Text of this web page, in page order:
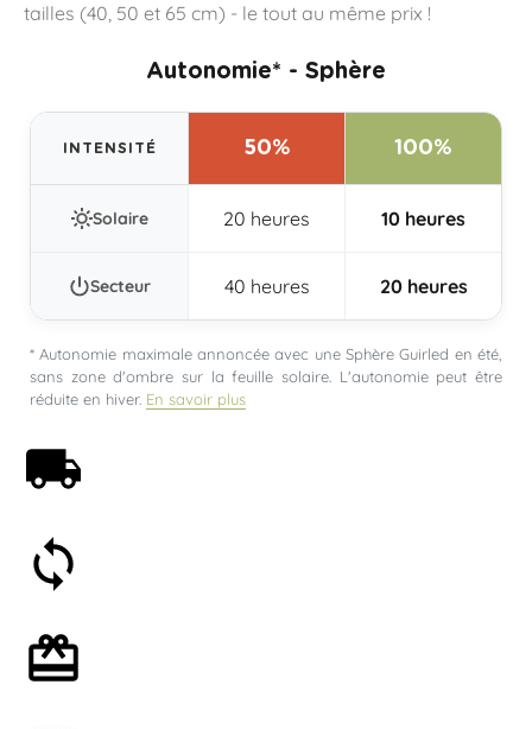
tailles (40, 50 et 65 cm) - le tout au même prix !
Autonomie* - Sphère
INTENSITÉ 50% 100%
Solaire 20 heures 10 heures
Secteur 40 heures 20 heures
* Autonomie maximale annoncée avec une Sphère Guirled en été,
sans zone d'ombre sur la feuille solaire. L'autonomie peut être
réduite en hiver. En savoir plus